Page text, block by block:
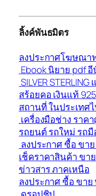
ลิ้งค์พันธมิตร
ลงประกาศโฆษณา
Ebook นิยาย pdf
SILVER
สร้อยคอ เงินแท้ 925
สถานที่ ในประเทศ
เครื่องมือช่าง ราค
รถยนต์ รถใหม่ รถมื
ลงประกาศ ซื้อ ขา
เช็คราคาสินค้า ขา
ข่าวสาร ภาคเหนือ
ลงประกาศ ซื้อ ขา